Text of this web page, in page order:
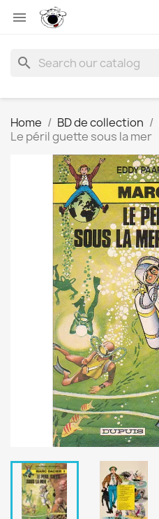

search
Home BD de collection
Le péril guette sous la mer